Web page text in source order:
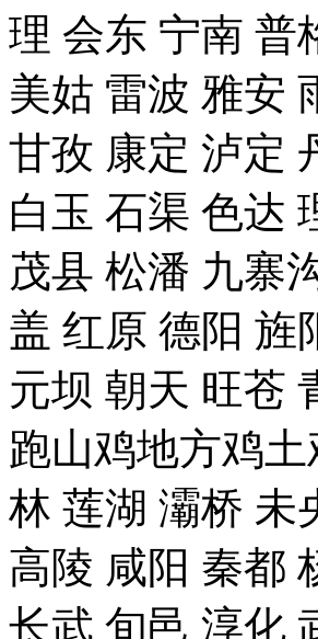
理 会东 宁南 普
美姑 雷波 雅安
甘孜 康定 泸定
白玉 石渠 色达
茂县 松潘 九寨
盖 红原 德阳 旌
元坝 朝天 旺苍
跑山鸡地方鸡
林 莲湖 灞桥 未
高陵 咸阳 秦都
长武 旬邑 淳化